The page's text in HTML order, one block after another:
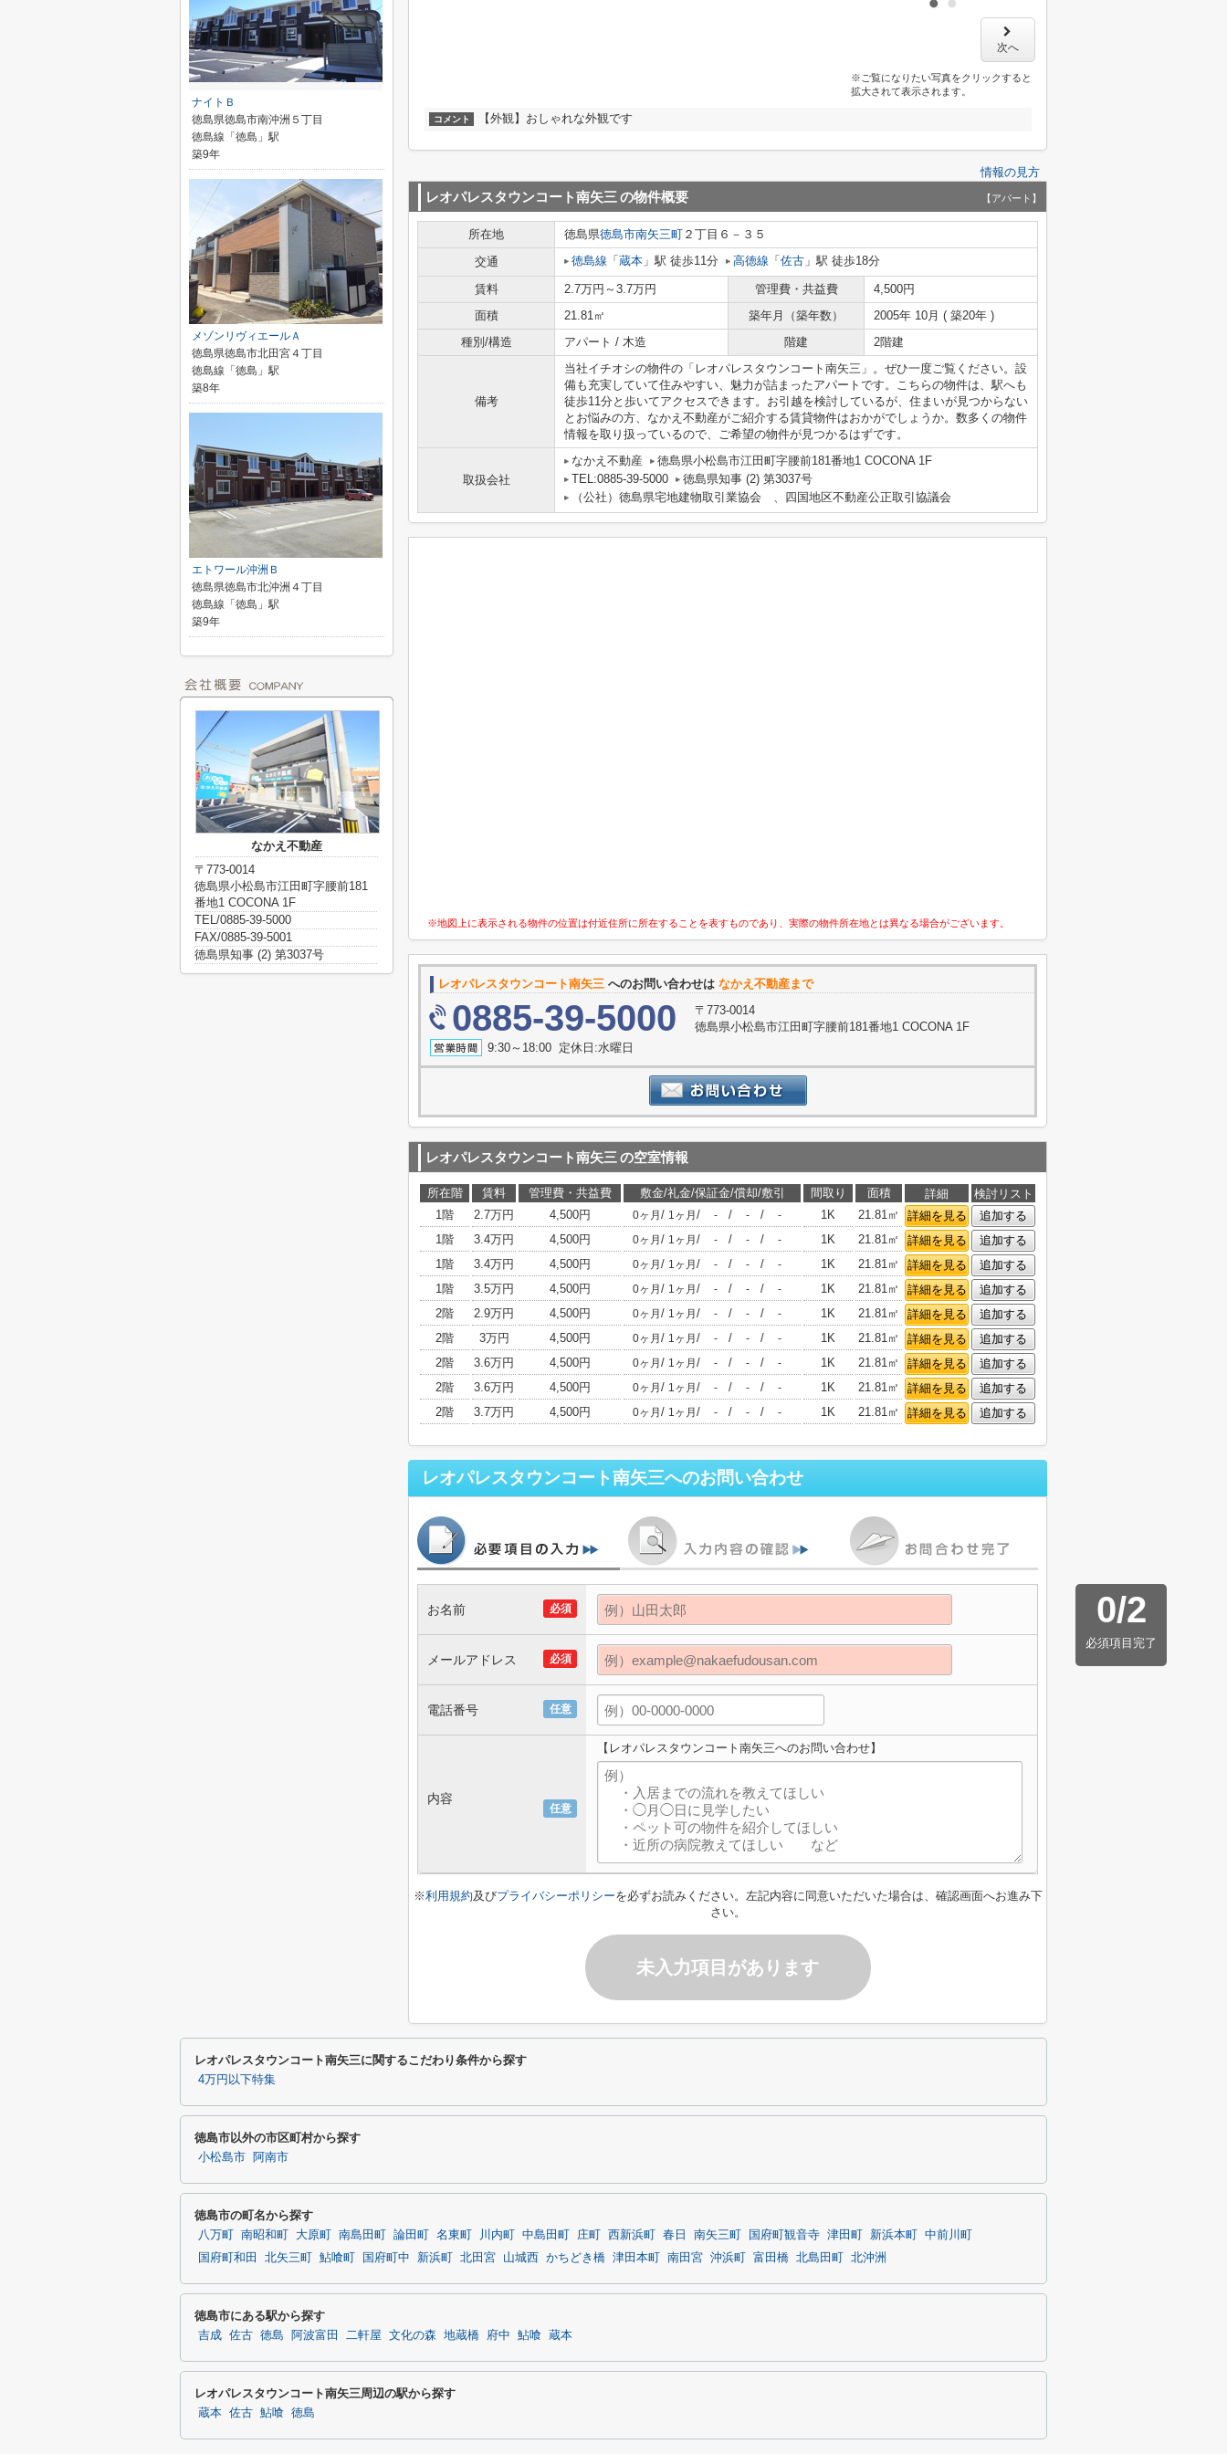
次へ
※ご覧になりたい写真をクリックすると
拡大されて表示されます。
コメント 【外観】おしゃれな外観です
情報の見方
レオパレスタウンコート南矢三 の物件概要 【アパート】
所在地 徳島県徳島市南矢三町 ２丁目６－３５
交通
徳島線 「 蔵本 」駅 徒歩11分 高徳線 「 佐古 」駅 徒歩18分
賃料 2.7万円～3.7万円 管理費・共益費
4,500円
面積
21.81㎡ 築年月（築年数）
2005年 10月 ( 築20年 )
種別/構造
アパート / 木造 階建 2階建
備考
当社イチオシの物件の「レオパレスタウンコート南矢三」。ぜひ一度ご覧ください。設
備も充実していて住みやすい、魅力が詰まったアパートです。こちらの物件は、駅へも
徒歩11分と歩いてアクセスできます。お引越を検討しているが、住まいが見つからない
とお悩みの方、なかえ不動産がご紹介する賃貸物件はおかがでしょうか。数多くの物件
情報を取り扱っているので、ご希望の物件が見つかるはずです。
取扱会社
なかえ不動産
徳島県小松島市江田町字腰前181番地1 COCONA 1F
TEL:0885-39-5000
徳島県知事 (2) 第3037号
（公社）徳島県宅地建物取引業協会 、四国地区不動産公正取引協議会
※地図上に表示される物件の位置は付近住所に所在することを表すものであり、実際の物件所在地とは異なる場合がございます。
レオパレスタウンコート南矢三 へのお問い合わせは なかえ不動産まで
0885-39-5000
〒773-0014
徳島県小松島市江田町字腰前181番地1 COCONA 1F
9:30～18:00 定休日:水曜日
レオパレスタウンコート南矢三 の空室情報
所在階 賃料 管理費・共益費 敷金/礼金/保証金/償却/敷引 間取り 面積 詳細
検討リスト
1階
2.7万円 4,500円 0ヶ月 / 1ヶ月 / - / - / - 1K 21.81㎡ 詳細を見る
追加する
1階
3.4万円 4,500円 0ヶ月 / 1ヶ月 / - / - / - 1K 21.81㎡ 詳細を見る
追加する
1階
3.4万円 4,500円 0ヶ月 / 1ヶ月 / - / - / - 1K 21.81㎡ 詳細を見る
追加する
1階
3.5万円 4,500円 0ヶ月 / 1ヶ月 / - / - / - 1K 21.81㎡ 詳細を見る
追加する
2階
2.9万円 4,500円 0ヶ月 / 1ヶ月 / - / - / - 1K 21.81㎡ 詳細を見る
追加する
2階
3万円 4,500円 0ヶ月 / 1ヶ月 / - / - / - 1K 21.81㎡ 詳細を見る
追加する
2階
3.6万円 4,500円 0ヶ月 / 1ヶ月 / - / - / - 1K 21.81㎡ 詳細を見る
追加する
2階
3.6万円 4,500円 0ヶ月 / 1ヶ月 / - / - / - 1K 21.81㎡ 詳細を見る
追加する
2階
3.7万円 4,500円 0ヶ月 / 1ヶ月 / - / - / - 1K 21.81㎡ 詳細を見る 追加する
レオパレスタウンコート南矢三へのお問い合わせ
0/2
必須項目完了
必須
お名前
必須
メールアドレス
任意
電話番号
任意
内容
【レオパレスタウンコート南矢三へのお問い合わせ】
※利用規約及びプライバシーポリシーを必ずお読みください。左記内容に同意いただいた場合は、確認画面へお進み下
さい。
未入力項目があります
ナイトＢ
徳島県徳島市南沖洲５丁目
徳島線「徳島」駅
築9年
メゾンリヴィエールＡ
徳島県徳島市北田宮４丁目
徳島線「徳島」駅
築8年
エトワール沖洲Ｂ
徳島県徳島市北沖洲４丁目
徳島線「徳島」駅
築9年
なかえ不動産
〒773-0014
徳島県小松島市江田町字腰前181
番地1 COCONA 1F
TEL/0885-39-5000
FAX/0885-39-5001
徳島県知事 (2) 第3037号
レオパレスタウンコート南矢三に関するこだわり条件から探す
4万円以下特集
徳島市以外の市区町村から探す
小松島市 阿南市
徳島市の町名から探す
八万町 南昭和町 大原町 南島田町 論田町 名東町 川内町 中島田町 庄町 西新浜町 春日 南矢三町 国府町観音寺 津田町 新浜本町
中前川町
国府町和田
北矢三町 鮎喰町 国府町中 新浜町 北田宮 山城西 かちどき橋 津田本町 南田宮 沖浜町 富田橋 北島田町 北沖洲
徳島市にある駅から探す
吉成 佐古 徳島 阿波富田 二軒屋 文化の森 地蔵橋 府中 鮎喰 蔵本
レオパレスタウンコート南矢三周辺の駅から探す
蔵本 佐古 鮎喰 徳島